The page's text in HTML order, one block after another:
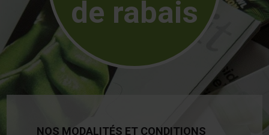
de rabais
NOS MODALITÉS ET CONDITIONS